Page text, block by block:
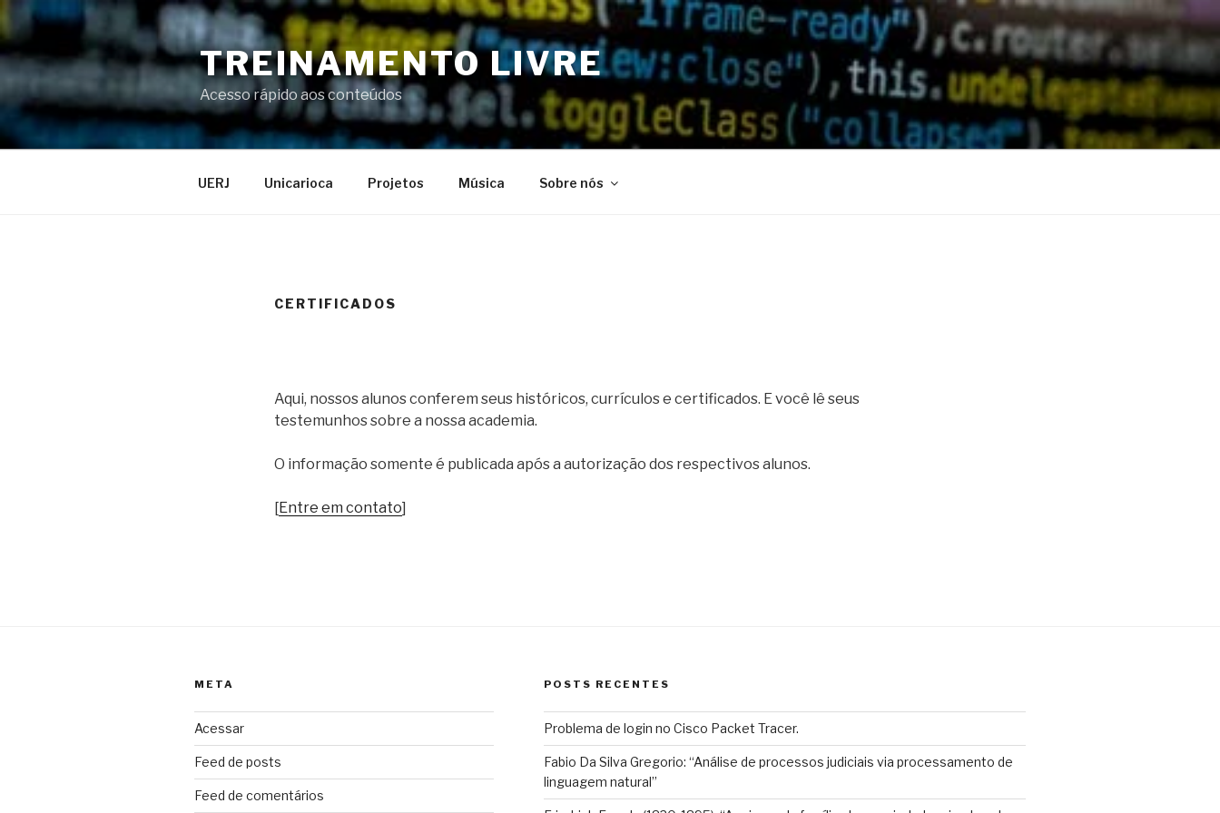
Pular
para
o
conteúdo
TREINAMENTO LIVRE
Acesso rápido aos conteúdos
UERJ Unicarioca Projetos Música Sobre nós
CERTIFICADOS
Aqui, nossos alunos conferem seus históricos, currículos e certificados. E você lê seus
testemunhos sobre a nossa academia.
O informação somente é publicada após a autorização dos respectivos alunos.
[Entre em contato]
META
Acessar
Feed de posts
Feed de comentários
POSTS RECENTES
Problema de login no Cisco Packet Tracer.
Fabio Da Silva Gregorio: “Análise de processos judiciais via processamento de
linguagem natural”